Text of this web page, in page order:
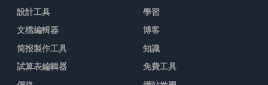
設計工具
文檔編輯器
简报製作工具
試算表編輯器
學習
博客
知識
免費工具